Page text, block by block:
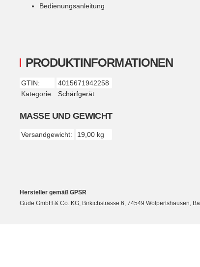
PRODUKTINFORMATIONEN
GTIN:
4015671942258
Kategorie:
Schärfgerät
MASSE UND GEWICHT
Versandgewicht: 19,00 kg
Bedienungsanleitung
Hersteller gemäß GPSR
Güde GmbH & Co. KG, Birkichstrasse 6, 74549 Wolpertshausen,